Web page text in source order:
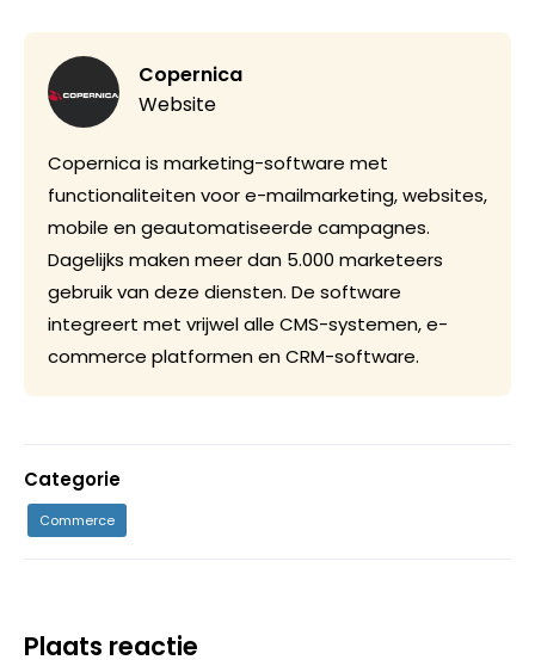
Copernica
Website
Copernica is marketing-software met
functionaliteiten voor e-mailmarketing, websites,
mobile en geautomatiseerde campagnes.
Dagelijks maken meer dan 5.000 marketeers
gebruik van deze diensten. De software
integreert met vrijwel alle CMS-systemen, e-
commerce platformen en CRM-software.
Categorie
Commerce
Plaats reactie